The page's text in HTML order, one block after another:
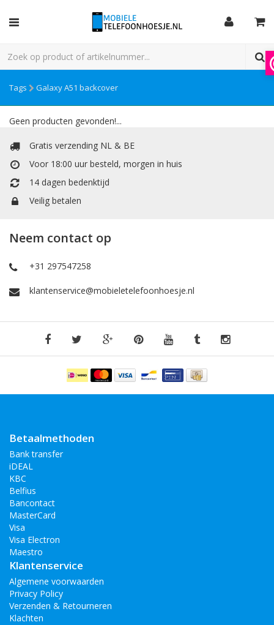
Tags Galaxy A51 backcover
Geen producten gevonden!...
Gratis verzending NL & BE
Voor 18:00 uur besteld, morgen in huis
14 dagen bedenktijd
Veilig betalen
Neem contact op
+31 297547258
klantenservice@mobieletelefoonhoesje.nl
Betaalmethoden
Bank transfer
iDEAL
KBC
Belfius
Bancontact
MasterCard
Visa
Visa Electron
Maestro
Klantenservice
Algemene voorwaarden
Privacy Policy
Verzenden & Retourneren
Klachten